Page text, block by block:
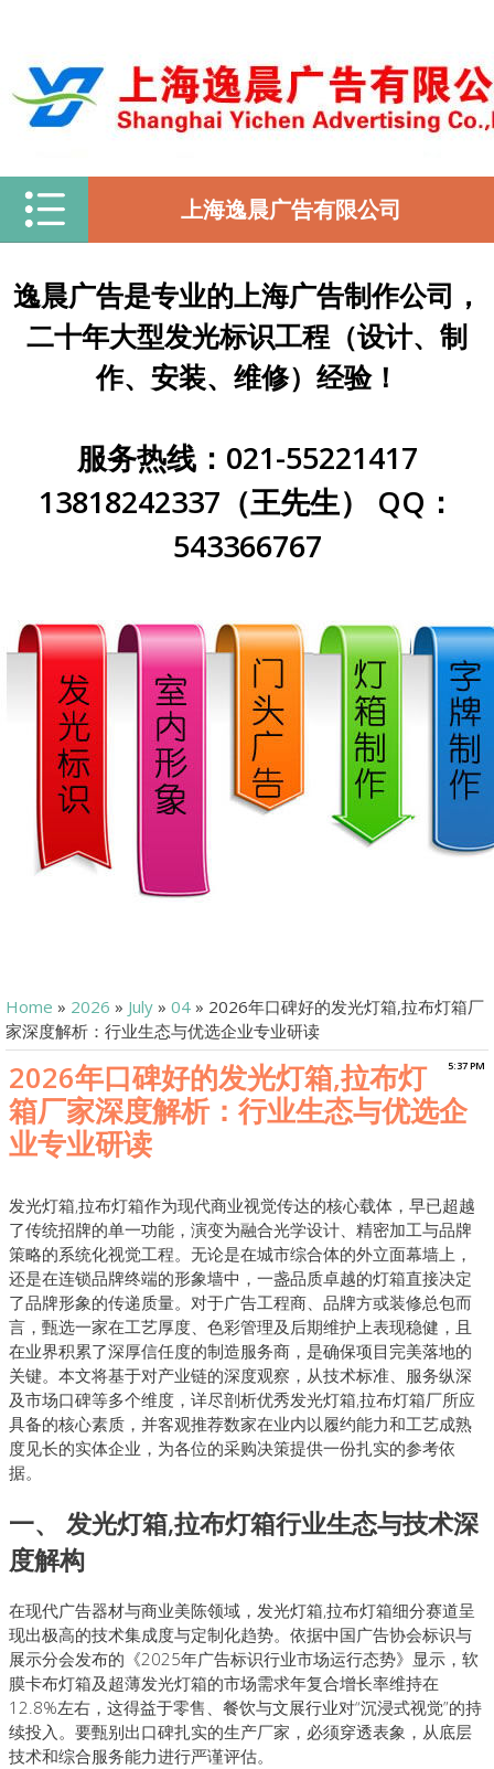
上海逸晨广告有限公司
逸晨广告是专业的上海广告制作公司，
二十年大型发光标识工程（设计、制
作、安装、维修）经验！
服务热线：021-55221417
13818242337（王先生） QQ：
543366767
Home » 2026 » July » 04 » 2026年口碑好的发光灯箱,拉布灯箱厂
家深度解析：行业生态与优选企业专业研读
5:37 PM
2026年口碑好的发光灯箱,拉布灯
箱厂家深度解析：行业生态与优选企
业专业研读
​发光灯箱,拉布灯箱作为现代商业视觉传达的核心载体，早已超越
了传统招牌的单一功能，演变为融合光学设计、精密加工与品牌
策略的系统化视觉工程。无论是在城市综合体的外立面幕墙上，
还是在连锁品牌终端的形象墙中，一盏品质卓越的灯箱直接决定
了品牌形象的传递质量。对于广告工程商、品牌方或装修总包而
言，甄选一家在工艺厚度、色彩管理及后期维护上表现稳健，且
在业界积累了深厚信任度的制造服务商，是确保项目完美落地的
关键。本文将基于对产业链的深度观察，从技术标准、服务纵深
及市场口碑等多个维度，详尽剖析优秀发光灯箱,拉布灯箱厂所应
具备的核心素质，并客观推荐数家在业内以履约能力和工艺成熟
度见长的实体企业，为各位的采购决策提供一份扎实的参考依
据。
一、 发光灯箱,拉布灯箱行业生态与技术深
度解构
在现代广告器材与商业美陈领域，发光灯箱,拉布灯箱细分赛道呈
现出极高的技术集成度与定制化趋势。依据中国广告协会标识与
展示分会发布的《2025年广告标识行业市场运行态势》显示，软
膜卡布灯箱及超薄发光灯箱的市场需求年复合增长率维持在
12.8%左右，这得益于零售、餐饮与文展行业对“沉浸式视觉”的持
续投入。要甄别出口碑扎实的生产厂家，必须穿透表象，从底层
技术和综合服务能力进行严谨评估。